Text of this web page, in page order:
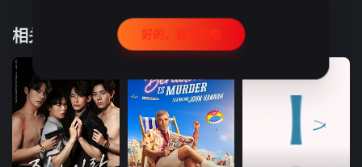
相关推荐 好的，我记住啦